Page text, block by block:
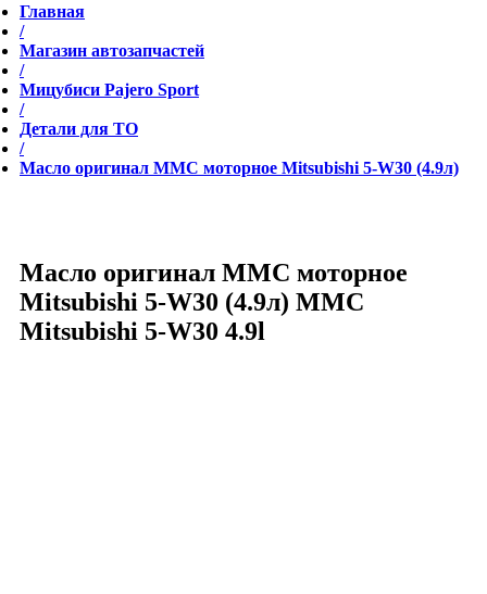
Главная
/
Магазин автозапчастей
/
Мицубиси Pajero Sport
/
Детали для ТО
/
Масло оригинал MMC моторное Mitsubishi 5-W30 (4.9л)
Масло оригинал MMC моторное
Mitsubishi 5-W30 (4.9л) MMC
Mitsubishi 5-W30 4.9l